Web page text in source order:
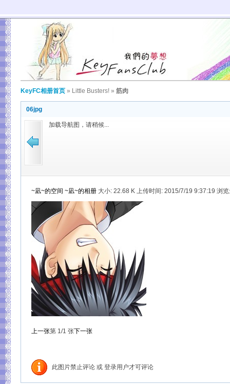
KeyFC相册首页 » Little Busters! » 筋肉
06jpg
加载导航图，请稍候...
~凪~的空间 ~凪~的相册 大小: 22.68 K 上传时间: 2015/7/19 9:37:19 浏
上一张第 1/1 张下一张
此图片禁止评论 或 登录用户才可评论